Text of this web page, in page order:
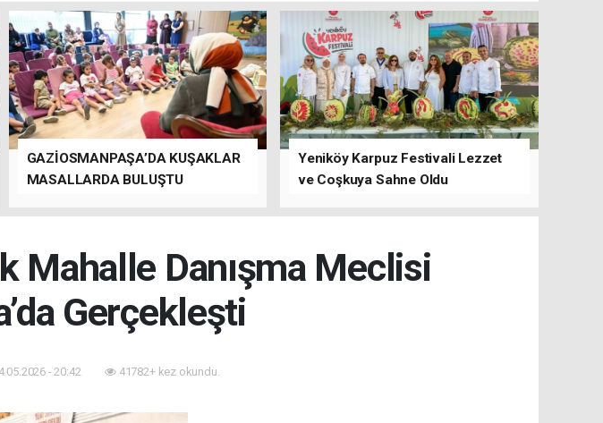
GAZİOSMANPAŞA’DA KUŞAKLAR
MASALLARDA BULUŞTU
Yeniköy Karpuz Festivali Lezzet
ve Coşkuya Sahne Oldu
Mahalle Danışma Meclisi
Gerçekleşti
- 20:42 41782+ kez okundu.